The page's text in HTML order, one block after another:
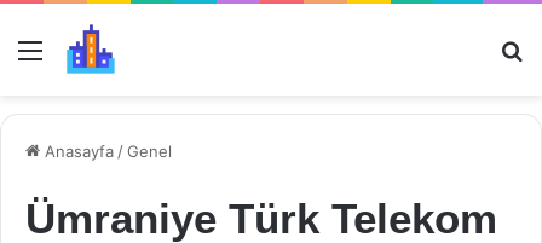
Menü
Anasayfa /Genel
Ümraniye Türk Telekom